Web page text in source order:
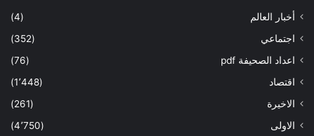
أخبار العالم
(4)
اجتماعي
(352)
اعداد الصحيفة pdf
(76)
اقتصاد
(1٬448)
الاخيرة
(261)
الاولى
(4٬750)